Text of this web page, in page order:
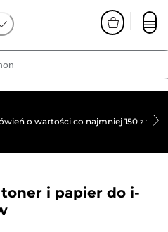
o wartości co najmniej 150 zł
i papier do i-